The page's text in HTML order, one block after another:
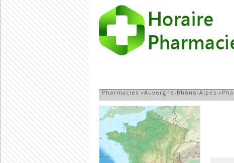
Pharmacie du
Pharmacies»Auvergne-Rhône-Alpes»